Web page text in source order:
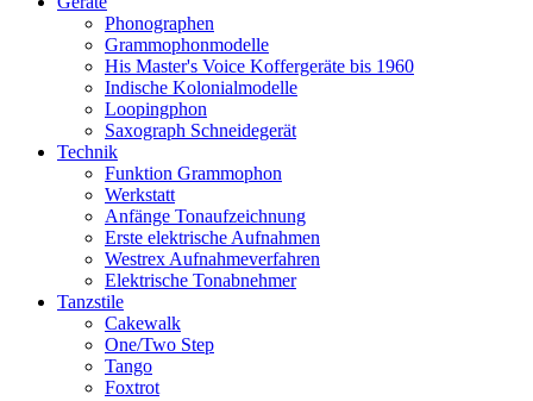
Phonographen
Grammophonmodelle
His Master's Voice Koffergeräte bis 1960
Indische Kolonialmodelle
Loopingphon
Saxograph Schneidegerät
Technik
Funktion Grammophon
Werkstatt
Anfänge Tonaufzeichnung
Erste elektrische Aufnahmen
Westrex Aufnahmeverfahren
Elektrische Tonabnehmer
Tanzstile
Cakewalk
One/Two Step
Tango
Foxtrot